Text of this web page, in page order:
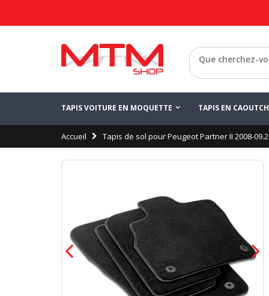
Retour
TAPIS VOITURE EN MOQUETTE TAPIS EN
Accueil Tapis de sol pour Peugeot Partner II 2008-